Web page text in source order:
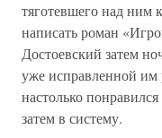
тяготевшего над ним
написать роман
Достоевский затем
уже исправленной им
настолько
затем в систему.